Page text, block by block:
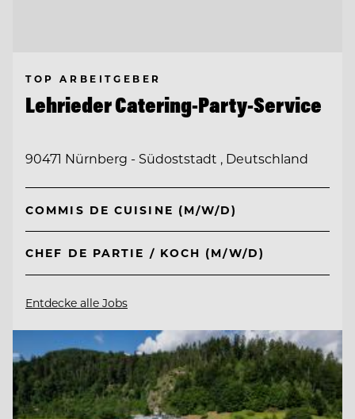
TOP ARBEITGEBER
Lehrieder Catering-Party-Service
90471 Nürnberg - Südoststadt , Deutschland
COMMIS DE CUISINE (M/W/D)
CHEF DE PARTIE / KOCH (M/W/D)
Entdecke alle Jobs